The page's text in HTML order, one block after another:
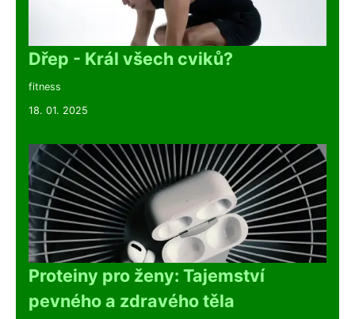
Dřep - Král všech cviků?
fitness
18. 01. 2025
Proteiny pro ženy: Tajemství
pevného a zdravého těla